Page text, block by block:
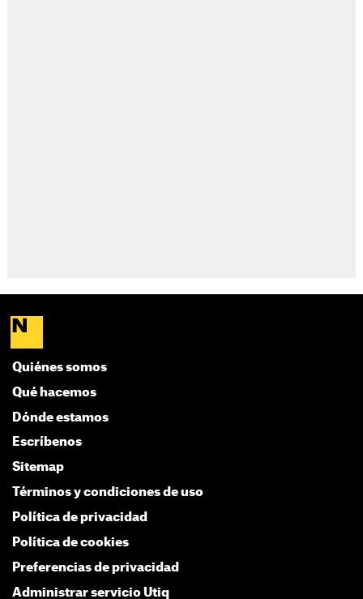
Quiénes somos
Qué hacemos
Dónde estamos
Escríbenos
Sitemap
Términos y condiciones de uso
Política de privacidad
Política de cookies
Preferencias de privacidad
Administrar servicio Utiq